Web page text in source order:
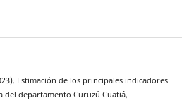
Estimación de los principales indicadores
departamento Curuzú Cuatiá,